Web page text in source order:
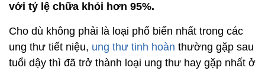
với tỷ lệ chữa khỏi hơn 95%.
Cho dù không phải là loại phổ biến nhất trong các
ung thư tiết niệu, ung thư tinh hoàn thường gặp sau
tuổi dậy thì đã trở thành loại ung thư hay gặp nhất ở